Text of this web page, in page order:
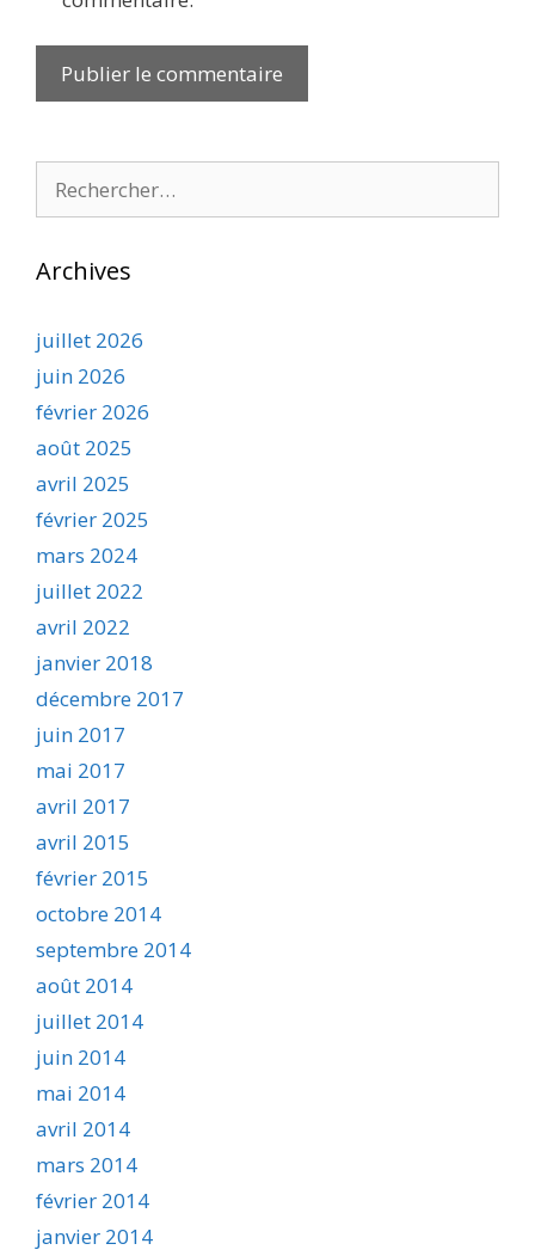
Archives
juillet 2026
juin 2026
février 2026
août 2025
avril 2025
février 2025
mars 2024
juillet 2022
avril 2022
janvier 2018
décembre 2017
juin 2017
mai 2017
avril 2017
avril 2015
février 2015
octobre 2014
septembre 2014
août 2014
juillet 2014
juin 2014
mai 2014
avril 2014
mars 2014
février 2014
janvier 2014